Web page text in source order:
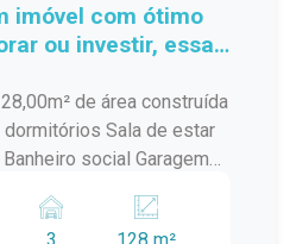
imóvel com ótimo
ou investir, essa
de área construída
Sala de estar
social Garagem
ao seu gosto ou